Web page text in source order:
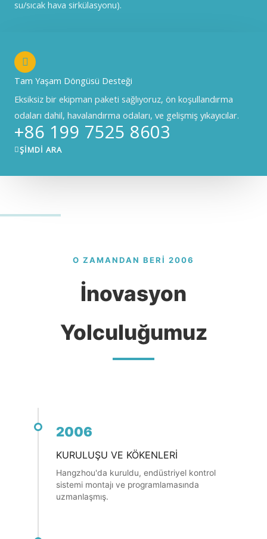
su/sıcak hava sirkülasyonu).
Tam Yaşam Döngüsü Desteği
Eksiksiz bir ekipman paketi sağlıyoruz, ön koşullandırma
odaları dahil, havalandırma odaları, ve gelişmiş yıkayıcılar.
+86 199 7525 8603
ŞIMDI ARA
O ZAMANDAN BERI 2006
İnovasyon
Yolculuğumuz
2006
KURULUŞU VE KÖKENLERI
Hangzhou'da kuruldu, endüstriyel kontrol
sistemi montajı ve programlamasında
uzmanlaşmış.